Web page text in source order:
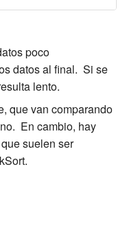
poco
datos al final. Si se
lento.
que van comparando
En cambio, hay
suelen ser